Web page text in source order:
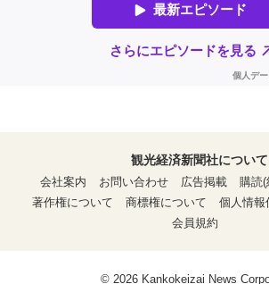
観光経済新聞社について
会社案内
お問い合わせ 広告掲載
購読(
著作権について
商標権について
個人情報
会員規約
© 2026 Kankokeizai News